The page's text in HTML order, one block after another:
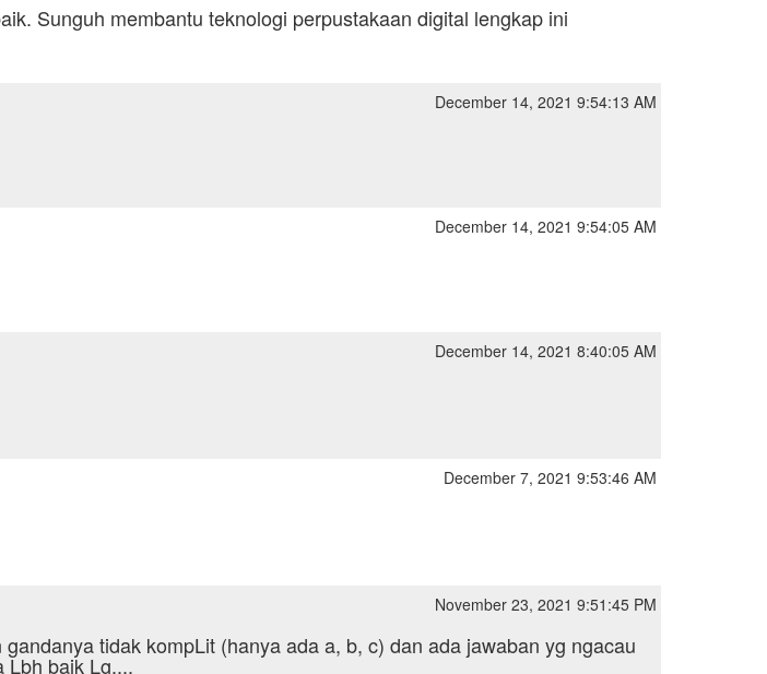
Sunguh membantu teknologi perpustakaan digital lengkap ini
December 14, 2021 9:54:13 AM
December 14, 2021 9:54:05 AM
December 14, 2021 8:40:05 AM
December 7, 2021 9:53:46 AM
November 23, 2021 9:51:45 PM
tidak kompLit (hanya ada a, b, c) dan ada jawaban yg ngacau
Lbh baik Lg....